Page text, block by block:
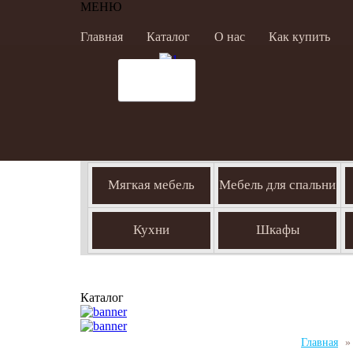
МЕНЮ
Главная Каталог О нас Как купить
Мягкая мебель Мебель для спальни
Кухни Шкафы
Каталог
Главная »